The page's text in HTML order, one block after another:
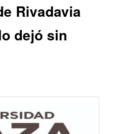
Rivadavia
dejó sin